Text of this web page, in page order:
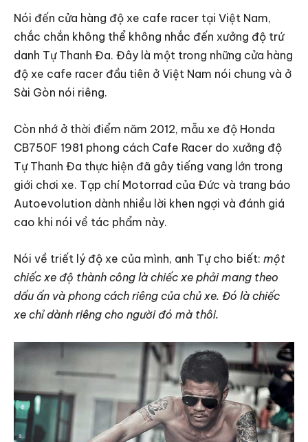
Nói đến cửa hàng độ xe cafe racer tại Việt Nam,
chắc chắn không thể không nhắc đến xưởng độ trứ
danh Tự Thanh Đa. Đây là một trong những cửa hàng
độ xe cafe racer đầu tiên ở Việt Nam nói chung và ở
Sài Gòn nói riêng.
Còn nhớ ở thời điểm năm 2012, mẫu xe độ Honda
CB750F 1981 phong cách Cafe Racer do xưởng độ
Tự Thanh Đa thực hiện đã gây tiếng vang lớn trong
giới chơi xe. Tạp chí Motorrad của Đức và trang báo
Autoevolution dành nhiều lời khen ngợi và đánh giá
cao khi nói về tác phẩm này.
Nói về triết lý độ xe của mình, anh Tự cho biết: một
chiếc xe độ thành công là chiếc xe phải mang theo
dấu ấn và phong cách riêng của chủ xe. Đó là chiếc
xe chỉ dành riêng cho người đó mà thôi.